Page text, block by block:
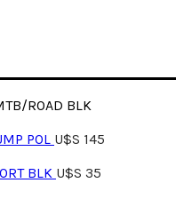
ROAD BLK
POL U$S 145
BLK U$S 35